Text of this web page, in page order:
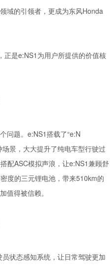
域的引领者，更成为东风Honda
正是e:NS1为用户所提供的价值核
问题。e:NS1搭载了“e:N
景，大大提升了纯电车型行驶过
配ASC模拟声浪，让e:NS1兼顾舒
度的三元锂电池，带来510km的
值得被信赖。
状态感知系统，让日常驾驶更加